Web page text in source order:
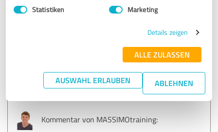
Statistiken Marketing
Details zeigen
ALLE ZULASSEN
AUSWAHL ERLAUBEN ABLEHNEN
Massimo ist emphatisch und kompetent total weiter zu
Erfahrungsbericht & Bewertung zu:
MASSIMOtraining
Kommentar von MASSIMOtraining: